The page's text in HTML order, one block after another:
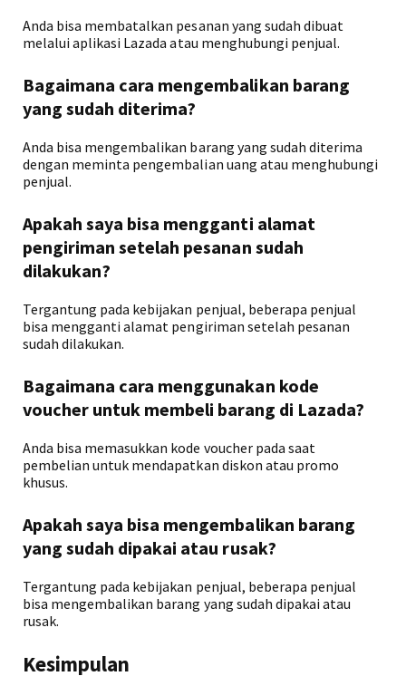
Anda bisa membatalkan pesanan yang sudah dibuat
melalui aplikasi Lazada atau menghubungi penjual.
Bagaimana cara mengembalikan barang
yang sudah diterima?
Anda bisa mengembalikan barang yang sudah diterima
dengan meminta pengembalian uang atau menghubungi
penjual.
Apakah saya bisa mengganti alamat
pengiriman setelah pesanan sudah
dilakukan?
Tergantung pada kebijakan penjual, beberapa penjual
bisa mengganti alamat pengiriman setelah pesanan
sudah dilakukan.
Bagaimana cara menggunakan kode
voucher untuk membeli barang di Lazada?
Anda bisa memasukkan kode voucher pada saat
pembelian untuk mendapatkan diskon atau promo
khusus.
Apakah saya bisa mengembalikan barang
yang sudah dipakai atau rusak?
Tergantung pada kebijakan penjual, beberapa penjual
bisa mengembalikan barang yang sudah dipakai atau
rusak.
Kesimpulan